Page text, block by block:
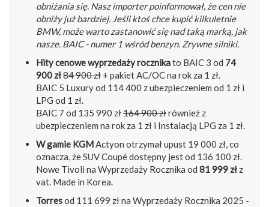
obniżania się. Nasz importer poinformował, że cen nie
obniży już bardziej. Jeśli ktoś chce kupić kilkuletnie
BMW, może warto zastanowić się nad taką marką, jak
nasze. BAIC - numer 1 wśród benzyn. Zrywne silniki.
Hity cenowe wyprzedaży rocznikato BAIC 3 od 74
900 zł84 900 zł + pakiet AC/OC na rok za 1 zł.
BAIC 5 Luxury od 114 400 z ubezpieczeniem od 1 zł i
LPG od 1 zł.
BAIC 7 od 135 990 zł164 900 złrównież z
ubezpieczeniem na rok za 1 zł i Instalacją LPG za 1 zł.
W gamie KGMActyon otrzymał upust 19 000 zł, co
oznacza, że SUV Coupé dostępny jest od 136 100 zł.
Nowe Tivoli na Wyprzedaży Rocznika od 81 999 zł z
vat. Made in Korea.
Torresod 111 699 zł na Wyprzedaży Rocznika 2025 -